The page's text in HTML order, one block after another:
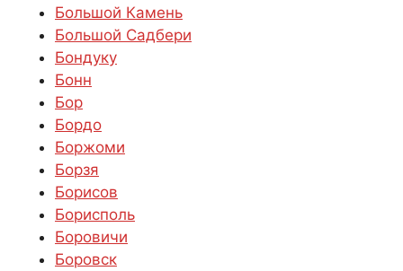
Большой Камень
Большой Садбери
Бондуку
Бонн
Бор
Бордо
Боржоми
Борзя
Борисов
Борисполь
Боровичи
Боровск